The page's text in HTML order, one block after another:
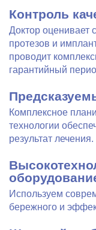
Контроль
Доктор оценивает
протезов и
проводит
гарантийный
Комплексное
технологии
результат лечения.
Используем
бережного и